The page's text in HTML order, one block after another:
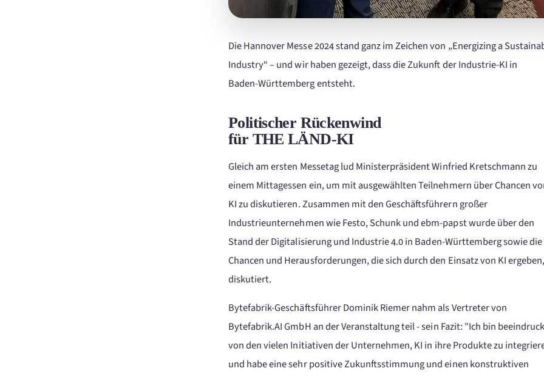
Die Hannover Messe 2024 stand ganz im Zeichen von „Energizing a
Industry“ – und wir haben gezeigt, dass die Zukunft der Industrie‑KI in
Baden‑Württemberg entsteht.
Politischer Rückenwind
für THE LÄND‑KI
Gleich am ersten Messetag lud Ministerpräsident Winfried Kretschmann zu
einem Mittagessen ein, um mit ausgewählten Teilnehmern über Chancen
KI zu diskutieren. Zusammen mit den Geschäftsführern großer
Industrieunternehmen wie Festo, Schunk und ebm-papst wurde über den
Stand der Digitalisierung und Industrie 4.0 in Baden-Württemberg sowie die
Chancen und Herausforderungen, die sich durch den Einsatz von KI
diskutiert.
Bytefabrik-Geschäftsführer Dominik Riemer nahm als Vertreter von
Bytefabrik.AI GmbH an der Veranstaltung teil - sein Fazit: "Ich bin
von den vielen Initiativen der Unternehmen, KI in ihre Produkte zu
und habe eine sehr positive Zukunftsstimmung und einen konstruktiven